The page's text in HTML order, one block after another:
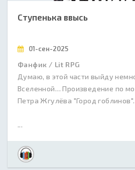
Ступенька ввысь
01-сен-2025
Фанфик / Lit RPG
Думаю, в этой части выйду
Вселенной… Произведение по
Петра Жгулёва "Город гоблинов".
...